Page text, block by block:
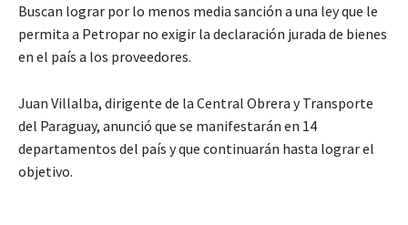
Buscan lograr por lo menos media sanción a una ley que le
permita a Petropar no exigir la declaración jurada de bienes
en el país a los proveedores.
Juan Villalba, dirigente de la Central Obrera y Transporte
del Paraguay, anunció que se manifestarán en 14
departamentos del país y que continuarán hasta lograr el
objetivo.